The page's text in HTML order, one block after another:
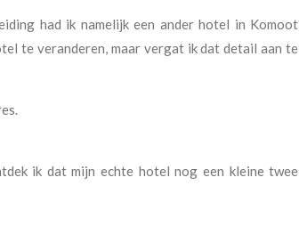
had ik namelijk een ander hotel in Komoot
te veranderen, maar vergat ik dat detail aan te
ik dat mijn echte hotel nog een kleine twee